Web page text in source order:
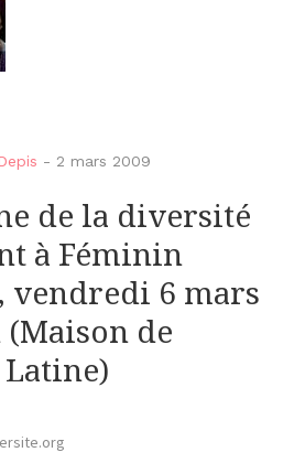
- 2 mars 2009
de la diversité
à Féminin
vendredi 6 mars
(Maison de